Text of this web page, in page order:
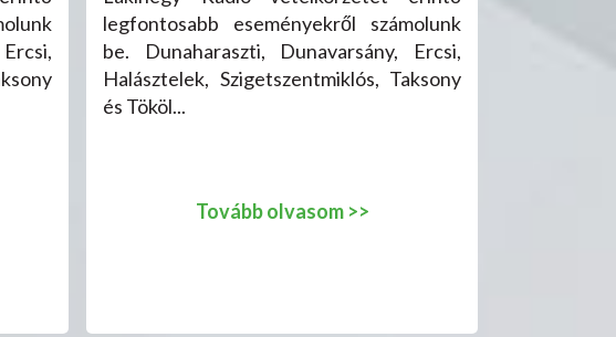
legfontosabb eseményekről számolunk
be. Dunaharaszti, Dunavarsány, Ercsi,
Halásztelek, Szigetszentmiklós, Taksony
és Tököl...
Tovább olvasom >>